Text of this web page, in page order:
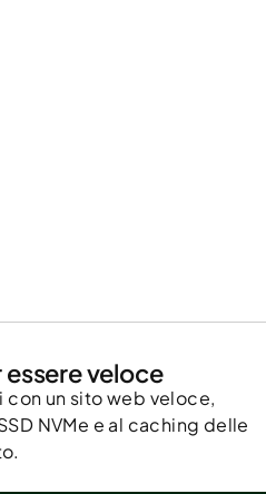
veloce
un sito web veloce,
NVMe e al caching delle